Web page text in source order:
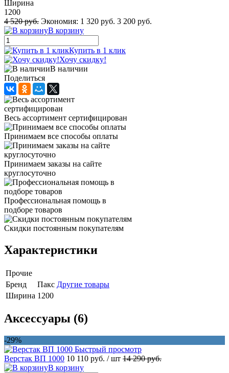
Ширина
1200
4 520 руб. Экономия: 1 320 руб. 3 200 руб.
В корзину
Купить в 1 клик
Хочу скидку!
В наличии
Поделиться
Весь ассортимент сертифицирован
Принимаем все способы оплаты
Принимаем заказы на сайте
круглосуточно
Профессиональная помощь в
подборе товаров
Скидки постоянным покупателям
Характеристики
Прочие
Бренд
Пакс Другие товары
Ширина 1200
Аксессуары (6)
-29%
Быстрый просмотр
Верстак ВП 1000 10 110 руб. / шт 14 290 руб.
В корзину